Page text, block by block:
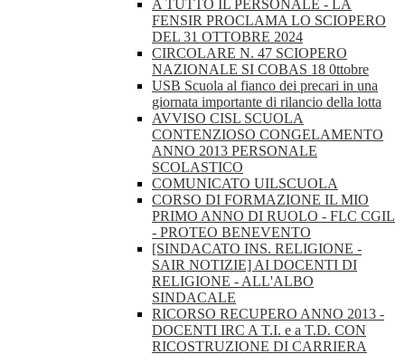
A TUTTO IL PERSONALE - LA
FENSIR PROCLAMA LO SCIOPERO
DEL 31 OTTOBRE 2024
CIRCOLARE N. 47 SCIOPERO
NAZIONALE SI COBAS 18 0ttobre
USB Scuola al fianco dei precari in una
giornata importante di rilancio della lotta
AVVISO CISL SCUOLA
CONTENZIOSO CONGELAMENTO
ANNO 2013 PERSONALE
SCOLASTICO
COMUNICATO UILSCUOLA
CORSO DI FORMAZIONE IL MIO
PRIMO ANNO DI RUOLO - FLC CGIL
- PROTEO BENEVENTO
[SINDACATO INS. RELIGIONE -
SAIR NOTIZIE] AI DOCENTI DI
RELIGIONE - ALL'ALBO
SINDACALE
RICORSO RECUPERO ANNO 2013 -
DOCENTI IRC A T.I. e a T.D. CON
RICOSTRUZIONE DI CARRIERA